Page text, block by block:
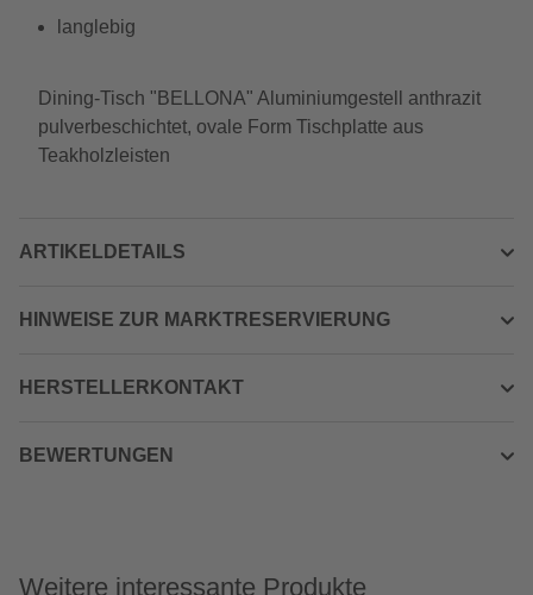
langlebig
Dining-Tisch "BELLONA" Aluminiumgestell anthrazit
pulverbeschichtet, ovale Form Tischplatte aus
Teakholzleisten
ARTIKELDETAILS
HINWEISE ZUR MARKTRESERVIERUNG
HERSTELLERKONTAKT
BEWERTUNGEN
Weitere interessante Produkte